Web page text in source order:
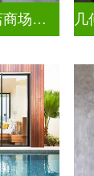
半透明圆点酒店商场彩色渐变玻璃